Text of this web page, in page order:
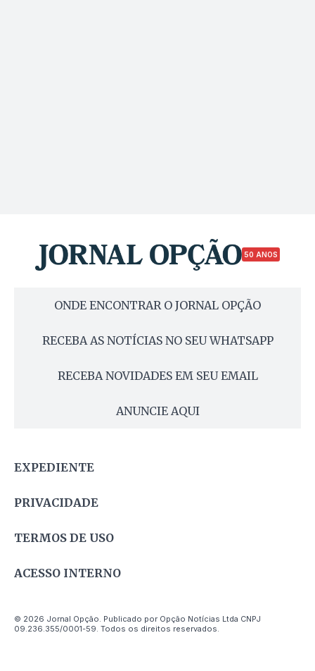
50 ANOS
ONDE ENCONTRAR O JORNAL OPÇÃO
RECEBA AS NOTÍCIAS NO SEU WHATSAPP
RECEBA NOVIDADES EM SEU EMAIL
ANUNCIE AQUI
EXPEDIENTE
PRIVACIDADE
TERMOS DE USO
ACESSO INTERNO
© 2026 Jornal Opção. Publicado por Opção Notícias Ltda CNPJ
09.236.355/0001-59. Todos os direitos reservados.